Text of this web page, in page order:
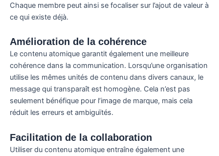
Chaque membre peut ainsi se focaliser sur l’ajout de valeur à
ce qui existe déjà.
Amélioration de la cohérence
Le contenu atomique garantit également une meilleure
cohérence dans la communication. Lorsqu’une organisation
utilise les mêmes unités de contenu dans divers canaux, le
message qui transparaît est homogène. Cela n’est pas
seulement bénéfique pour l’image de marque, mais cela
réduit les erreurs et ambiguïtés.
Facilitation de la collaboration
Utiliser du contenu atomique entraîne également une